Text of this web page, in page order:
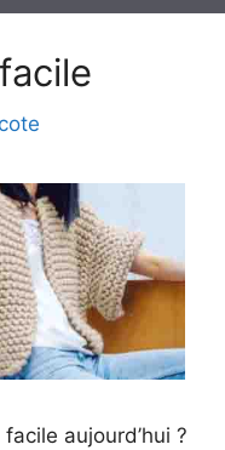
aujourd’hui ?